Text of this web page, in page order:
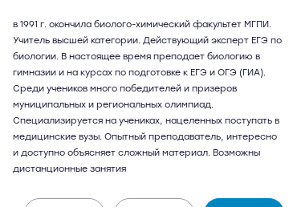
в 1991 г. окончила биолого-химический факультет МГПИ.
Учитель высшей категории. Действующий эксперт ЕГЭ по
биологии. В настоящее время преподает биологию в
гимназии и на курсах по подготовке к ЕГЭ и ОГЭ (ГИА).
Среди учеников много победителей и призеров
муниципальных и региональных олимпиад.
Специализируется на учениках, нацеленных поступать в
медицинские вузы. Опытный преподаватель, интересно
и доступно объясняет сложный материал. Возможны
дистанционные занятия